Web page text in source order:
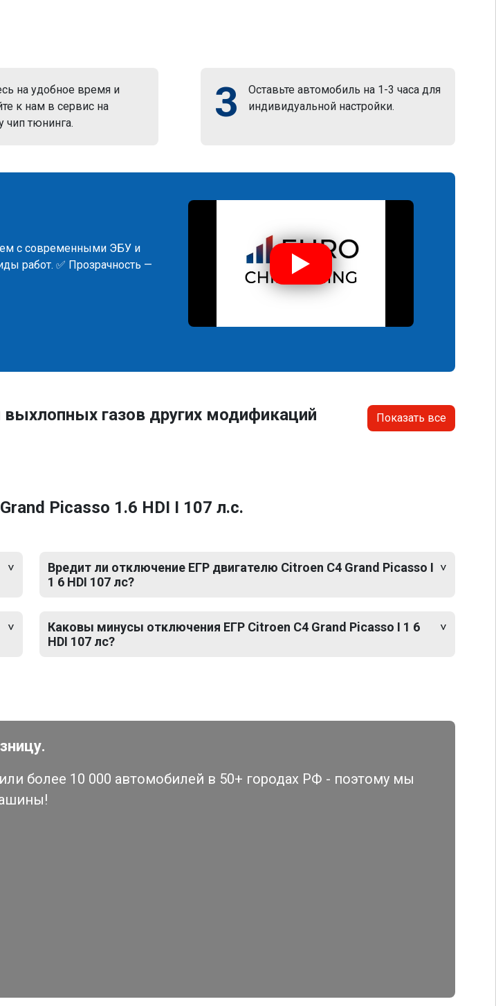
на удобное время и
к нам в сервис на
чип тюнинга.
3
Оставьте автомобиль на 1-3 часа для
индивидуальной настройки.
с современными ЭБУ и
работ. ✅ Прозрачность —
газов других модификаций
Показать все
Picasso 1.6 HDI I 107 л.с.
Вредит ли отключение ЕГР двигателю Citroen C4 Grand Picasso I
1 6 HDI 107 лс?
Каковы минусы отключения ЕГР Citroen C4 Grand Picasso I 1 6
HDI 107 лс?
более 10 000 автомобилей в 50+ городах РФ - поэтому мы